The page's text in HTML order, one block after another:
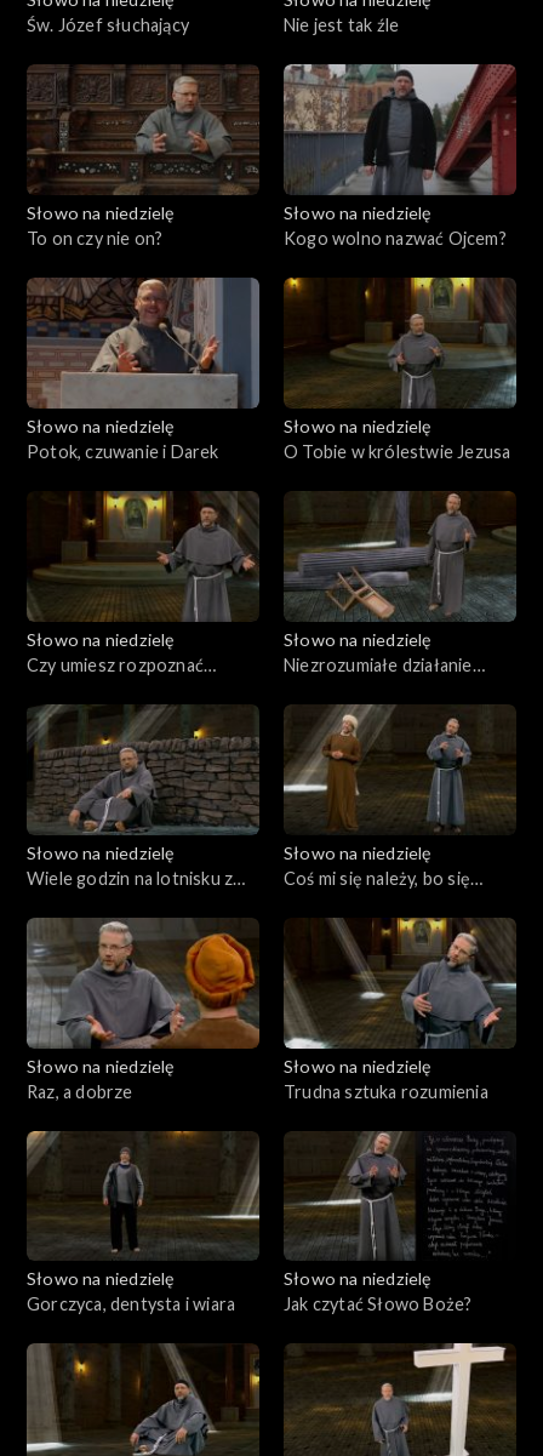
Św. Józef słuchający
Nie jest tak źle
Słowo na niedzielę
To on czy nie on?
Słowo na niedzielę
Kogo wolno nazwać Ojcem?
Słowo na niedzielę
Potok, czuwanie i Darek
Słowo na niedzielę
O Tobie w królestwie Jezusa
Słowo na niedzielę
Czy umiesz rozpoznać
Słowo na niedzielę
Niezrozumiałe działanie
Słowo na niedzielę
Wiele godzin na lotnisku z
Słowo na niedzielę
Coś mi się należy, bo się
Słowo na niedzielę
Raz, a dobrze
Słowo na niedzielę
Trudna sztuka rozumienia
Słowo na niedzielę
Gorczyca, dentysta i wiara
Słowo na niedzielę
Jak czytać Słowo Boże?